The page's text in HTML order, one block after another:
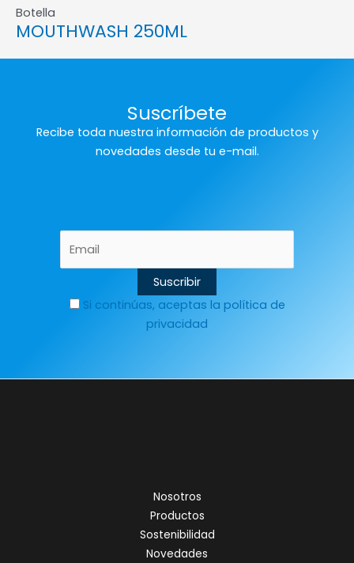
Botella
MOUTHWASH 250ML
Suscríbete
Recibe toda nuestra información de productos y
novedades desde tu e-mail.
Si continúas, aceptas la política de
privacidad
Nosotros
Productos
Sostenibilidad
Novedades